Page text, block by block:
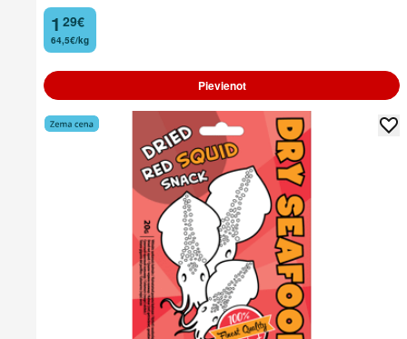
1
. 29€
64,5€/kg
Pievienot